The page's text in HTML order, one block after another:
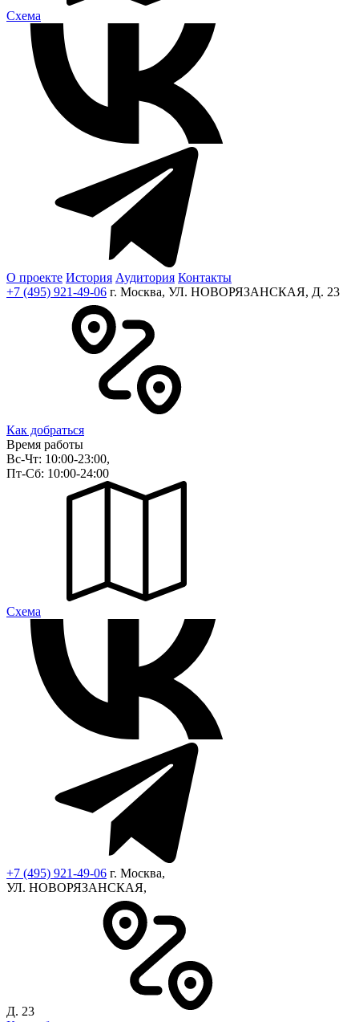
Cхема
О проекте История Аудитория Контакты
+7 (495) 921-49-06 г. Москва, УЛ. НОВОРЯЗАНСКАЯ, Д. 23
Как добраться
Время работы
Вс-Чт: 10:00-23:00,
Пт-Сб: 10:00-24:00
Cхема
+7 (495) 921-49-06 г. Москва,
УЛ. НОВОРЯЗАНСКАЯ,
Д. 23